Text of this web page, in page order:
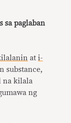
sa paglaban
ati-
substance,
na kilala
ng